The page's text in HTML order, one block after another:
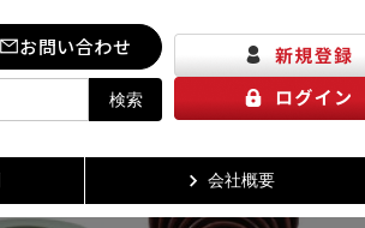
お問い合わせ
検索
会社概要